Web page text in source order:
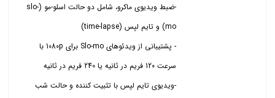
-ضبط ویدیوی ماکرو، شامل دو حالت اسلو-مو (slo-
mo) و تایم لپس (time-lapse)
- پشتیبانی از ویدئوهای Slo-mo برای 1080p با
سرعت 120 فریم در ثانیه یا 240 فریم در ثانیه
-ویدیوی تایم لپس با تثبیت کننده و حالت شب